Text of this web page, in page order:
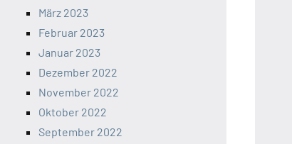
März 2023
Februar 2023
Januar 2023
Dezember 2022
November 2022
Oktober 2022
September 2022